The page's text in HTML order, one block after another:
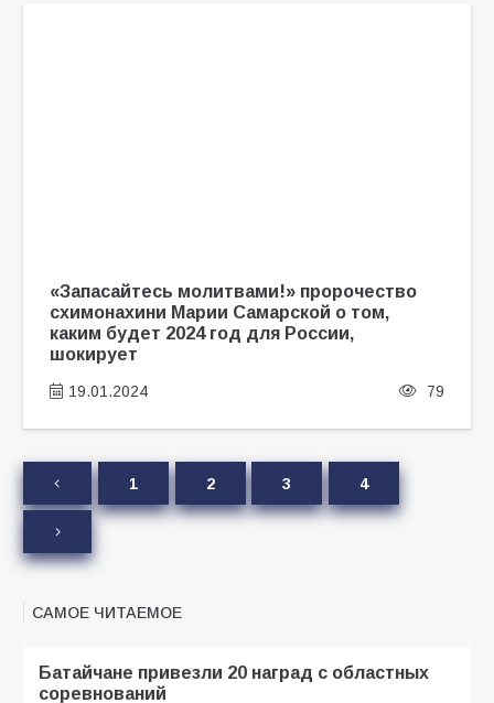
«Запасайтесь молитвами!» пророчество
схимонахини Марии Самарской о том,
каким будет 2024 год для России,
шокирует
19.01.2024 79
1 2 3 4
САМОЕ ЧИТАЕМОЕ
Батайчане привезли 20 наград с областных
соревнований